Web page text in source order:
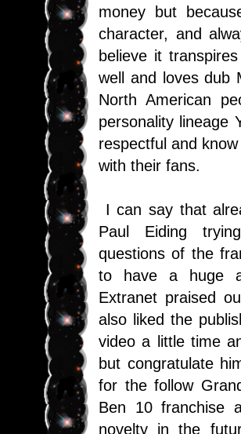
money but
character, and
believe it
well and loves dub
North American
personality lineage
respectful and
with their fans.
I can say that
Paul Eiding
questions of the
to have a huge
Extranet praised
also liked the
videoa little time
but congratulate
for the follow
Ben 10 franchise
novelty in the